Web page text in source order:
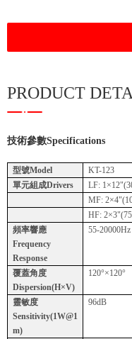
PRODUCT
技術參數Specifications
型號Model
KT-123
單元組成Drivers
LF:
MF:
HF:
頻率響應
Frequency
Response
55-20000Hz
覆蓋角度
Dispersion(H×V)
120°×120°
靈敏度
Sensitivity(1W@1
m)
96dB